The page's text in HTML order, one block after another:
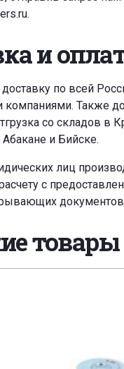
.
и
по всей
компаниями. Также
со складов в
и Бийске.
лиц
с
товары